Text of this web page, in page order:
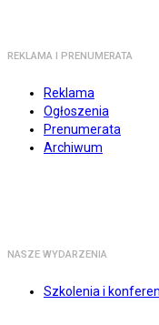
REKLAMA I PRENUMERATA
Reklama
Ogłoszenia
Prenumerata
Archiwum
NASZE WYDARZENIA
Szkolenia i